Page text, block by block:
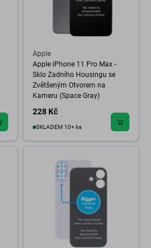
Apple
Apple iPhone 11 Pro Max -
Sklo Zadního Housingu se
Zvětšeným Otvorem na
Kameru (Space Gray)
228 Kč
SKLADEM 10+ ks